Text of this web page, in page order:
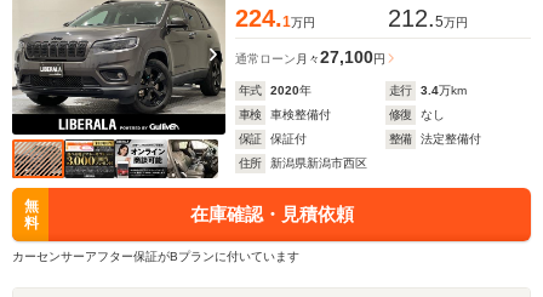
224.1万円 212.5万円
通常ローン 月々27,100円
年式 2020年 走行 3.4万km
車検
車検整備付 修復
なし
保証
保証付 整備
法定整備付
住所
新潟県新潟市西区
無
料
在庫確認・見積依頼
カーセンサーアフター保証がBプランに付いています